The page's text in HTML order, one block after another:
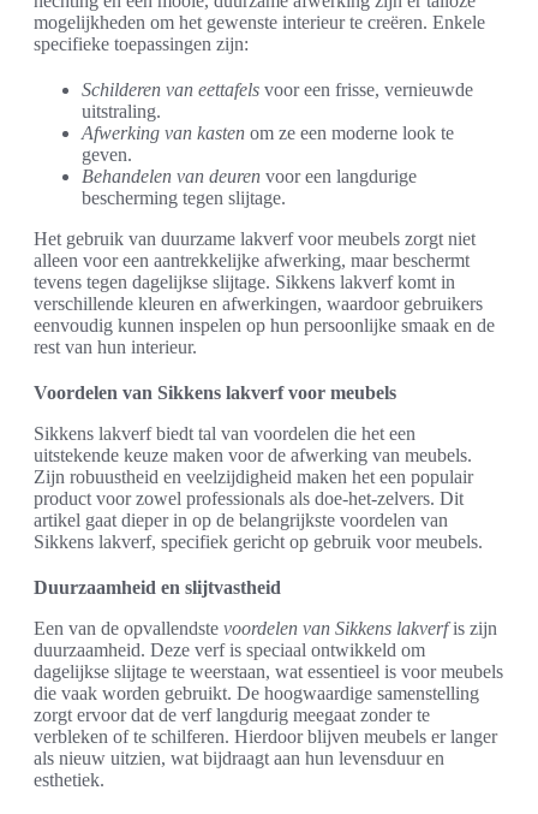
mogelijkheden om het gewenste interieur te creëren. Enkele
specifieke toepassingen zijn:
Schilderen van eettafels voor een frisse, vernieuwde
uitstraling.
Afwerking van kasten om ze een moderne look te
geven.
Behandelen van deuren voor een langdurige
bescherming tegen slijtage.
Het gebruik van duurzame lakverf voor meubels zorgt niet
alleen voor een aantrekkelijke afwerking, maar beschermt
tevens tegen dagelijkse slijtage. Sikkens lakverf komt in
verschillende kleuren en afwerkingen, waardoor gebruikers
eenvoudig kunnen inspelen op hun persoonlijke smaak en de
rest van hun interieur.
Voordelen van Sikkens lakverf voor meubels
Sikkens lakverf biedt tal van voordelen die het een
uitstekende keuze maken voor de afwerking van meubels.
Zijn robuustheid en veelzijdigheid maken het een populair
product voor zowel professionals als doe-het-zelvers. Dit
artikel gaat dieper in op de belangrijkste voordelen van
Sikkens lakverf, specifiek gericht op gebruik voor meubels.
Duurzaamheid en slijtvastheid
Een van de opvallendste voordelen van Sikkens lakverfis zijn
duurzaamheid. Deze verf is speciaal ontwikkeld om
dagelijkse slijtage te weerstaan, wat essentieel is voor meubels
die vaak worden gebruikt. De hoogwaardige samenstelling
zorgt ervoor dat de verf langdurig meegaat zonder te
verbleken of te schilferen. Hierdoor blijven meubels er langer
als nieuw uitzien, wat bijdraagt aan hun levensduur en
esthetiek.